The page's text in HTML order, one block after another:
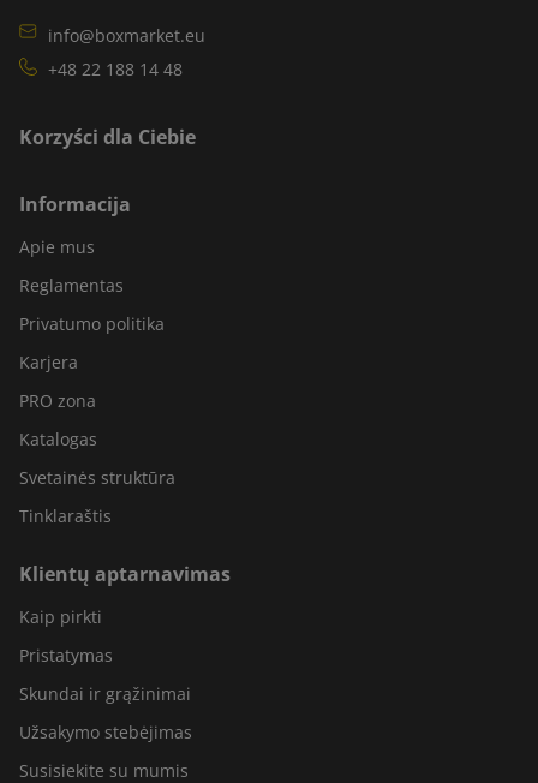
info@boxmarket.eu
+48 22 188 14 48
Korzyści dla Ciebie
Informacija
Apie mus
Reglamentas
Privatumo politika
Karjera
PRO zona
Katalogas
Svetainės struktūra
Tinklaraštis
Klientų aptarnavimas
Kaip pirkti
Pristatymas
Skundai ir grąžinimai
Užsakymo stebėjimas
Susisiekite su mumis